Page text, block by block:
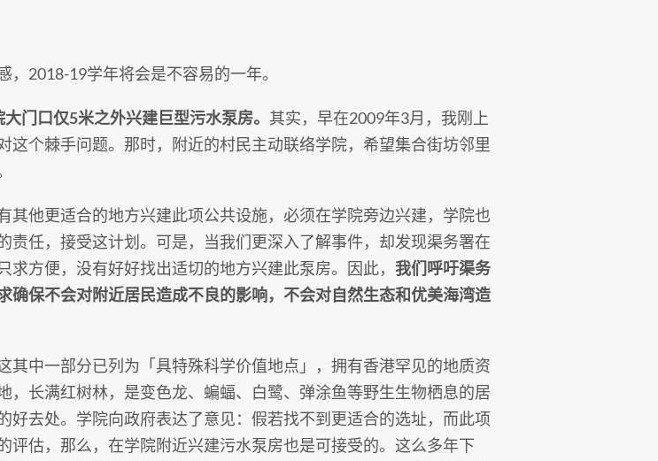
，2018-19学年将会是不容易的一年。
门口仅5米之外兴建巨型污水泵房。 其实，早在2009年3月，我刚上
这个棘手问题。那时，附近的村民主动联络学院，希望集合街坊邻里
其他更适合的地方兴建此项公共设施，必须在学院旁边兴建，学院也
责任，接受这计划。可是，当我们更深入了解事件，却发现渠务署在
求方便，没有好好找出适切的地方兴建此泵房。因此，我们呼吁渠务
确保不会对附近居民造成不良的影响，不会对自然生态和优美海湾造
其中一部分已列为「具特殊科学价值地点」，拥有香港罕见的地质资
，长满红树林，是变色龙、蝙蝠、白鹭、弹涂鱼等野生生物栖息的居
好去处。学院向政府表达了意见：假若找不到更适合的选址，而此项
评估，那么，在学院附近兴建污水泵房也是可接受的。这么多年下